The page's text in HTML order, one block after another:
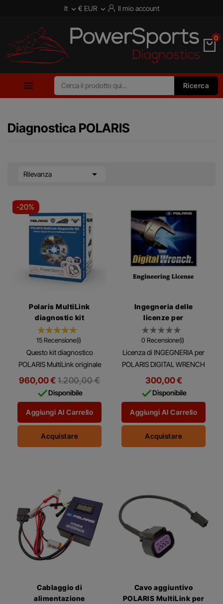
It  € EUR  Il mio account
0
 Ricerca
Diagnostica POLARIS
Rilevanza 
-20%
Polaris MultiLink
diagnostic kit
15 Recensione(i)
Questo kit diagnostico
POLARIS MultiLink originale
per tutti i POLARIS
ATV/SSV/MOBILI DA NEVE e
MOTO INDIAN/VICTORY
960,00 € Prezzo
regolare
1.200,00 €
Disponibile
Aggiungi Al Carrello
Acquistare
Ingegneria delle
licenze per
DigitalWrench II
0 Recensione(i)
Licenza di INGEGNERIA per
POLARIS DIGITAL WRENCH
II
300,00 €
Disponibile
Aggiungi Al Carrello
Acquistare
Cablaggio di
alimentazione
Cavo aggiuntivo
POLARIS MultiLink per